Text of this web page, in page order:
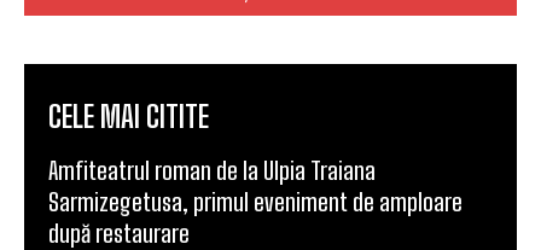
CELE MAI CITITE
Amfiteatrul roman de la Ulpia Traiana
Sarmizegetusa, primul eveniment de amploare
după restaurare